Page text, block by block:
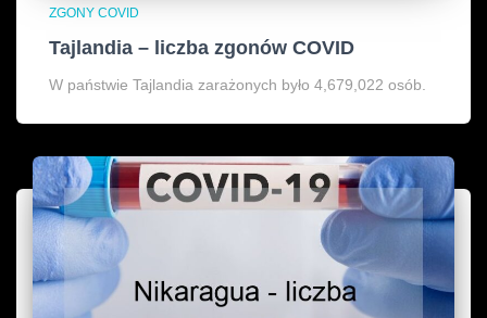
ZGONY COVID
Tajlandia – liczba zgonów COVID
W państwie Tajlandia zarażonych było 4,679,022 osób.